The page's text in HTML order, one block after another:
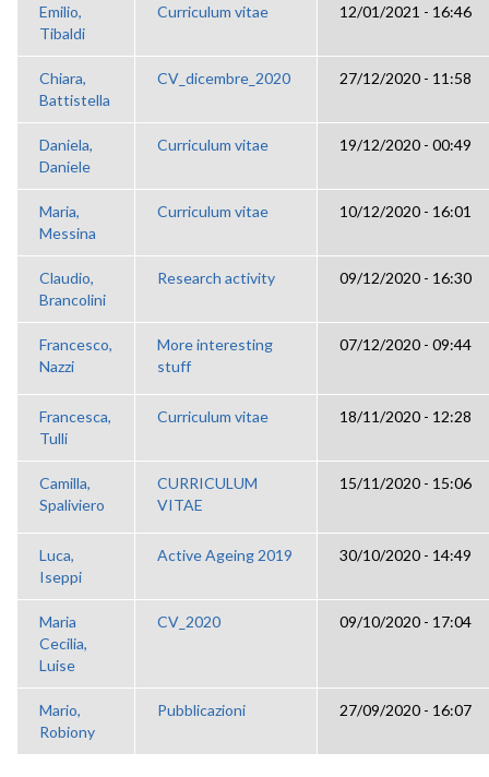
Emilio,
Tibaldi
Curriculum vitae 12/01/2021 - 16:46
Chiara,
Battistella
CV_dicembre_2020 27/12/2020 - 11:58
Daniela,
Daniele
Curriculum vitae 19/12/2020 - 00:49
Maria,
Messina
Curriculum vitae 10/12/2020 - 16:01
Claudio,
Brancolini
Research activity 09/12/2020 - 16:30
Francesco,
Nazzi
More interesting
stuff
07/12/2020 - 09:44
Francesca,
Tulli
Curriculum vitae 18/11/2020 - 12:28
Camilla,
Spaliviero
CURRICULUM
VITAE
15/11/2020 - 15:06
Luca,
Iseppi
Active Ageing 2019 30/10/2020 - 14:49
Maria
Cecilia,
Luise
CV_2020 09/10/2020 - 17:04
Mario,
Robiony
Pubblicazioni 27/09/2020 - 16:07